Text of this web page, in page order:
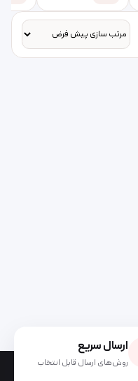
گزینه ها ممکن است در
ارسال سریع
روش‌های ارسال قابل انتخاب